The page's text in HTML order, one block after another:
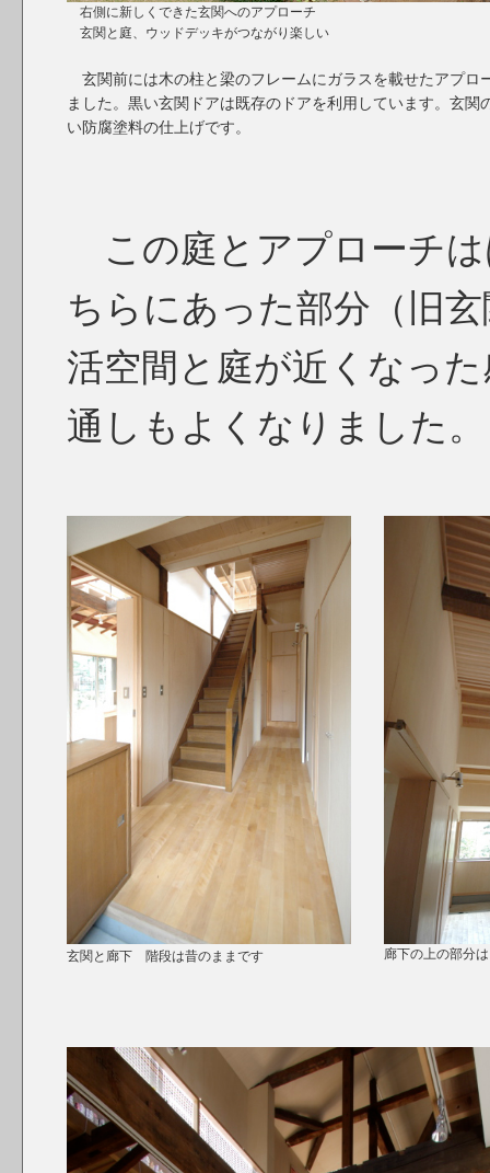
右側に新しくできた玄関へのアプローチ
玄関と庭、ウッドデッキがつながり楽しい
玄関前には木の柱と梁のフレームにガラスを載せたアプロ
ました。黒い玄関ドアは既存のドアを利用しています。玄関
い防腐塗料の仕上げです。
この庭とアプローチ
ちらにあった部分（旧
活空間と庭が近くなっ
通しもよくなりました。
玄関と廊下 階段は昔のままです 廊下の上の部分